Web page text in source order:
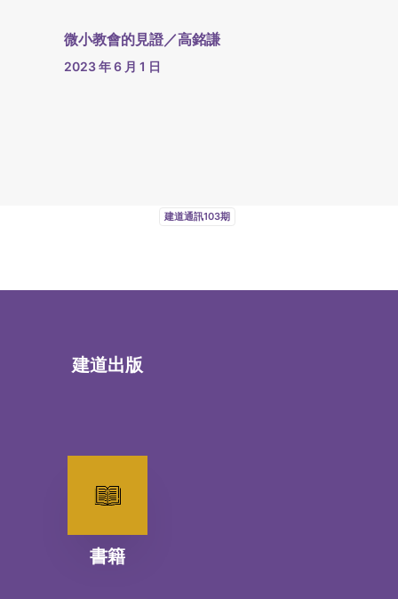
微小教會的見證／高銘謙
2023 年 6 月 1 日
建道通訊103期
建道出版
書籍